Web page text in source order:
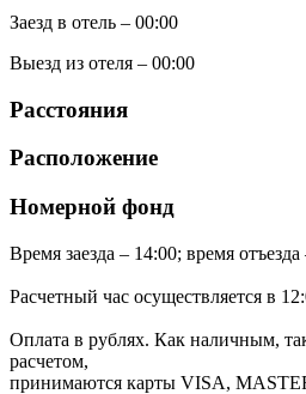
Заезд в отель – 00:00
Выезд из отеля – 00:00
Расстояния
Расположение
Номерной фонд
Время заезда – 14:00; время
Расчетный час осуществляется в
Оплата в рублях. Как наличным,
расчетом,
принимаются карты VISA,